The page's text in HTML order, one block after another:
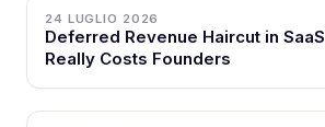
24 LUGLIO 2026
Deferred Revenue Haircut in
Really Costs Founders